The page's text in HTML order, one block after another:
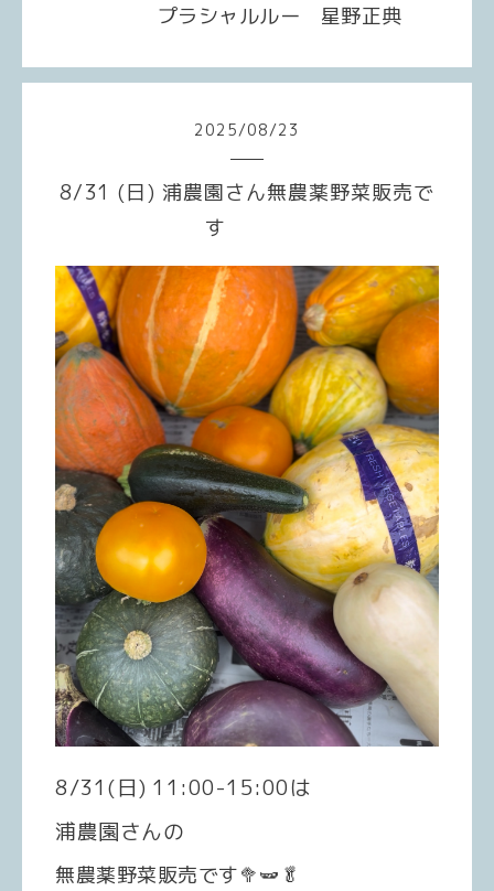
プラシャルルー 星野正典
2025/08/23
8/31 (日) 浦農園さん無農薬野菜販売で
す
8/31(日) 11:00-15:00は
浦農園さんの
無農薬野菜販売です🥦🫛🥬